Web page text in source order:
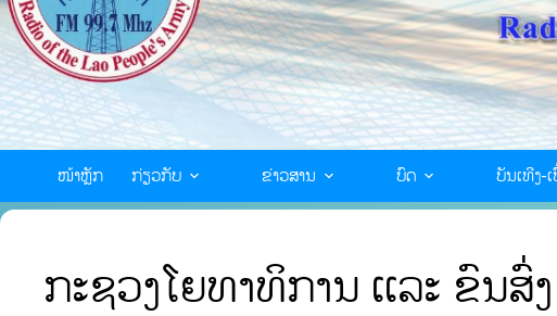
ໜ້າຫຼັກ ກ່ຽວກັບ ຂ່າວສານ ບົດ ບັນເທີງ-
ກະຊວງໂຍທາທິການ ເເລະ ຂົນ